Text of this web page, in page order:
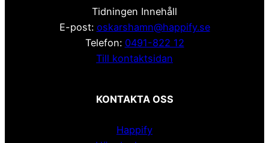
Tidningen Innehåll
E-post: oskarshamn@happify.se
Telefon: 0491-822 12
Till kontaktsidan
KONTAKTA OSS
Happify